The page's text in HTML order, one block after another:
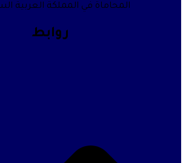
المحاماة في المملكة العربية السعودية.